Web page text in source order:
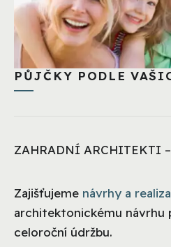
PŮJČKY PODLE
ZAHRADNÍ ARCHITEKTI
Zajišťujeme návrhy a
architektonickému návrhu
celoroční údržbu.